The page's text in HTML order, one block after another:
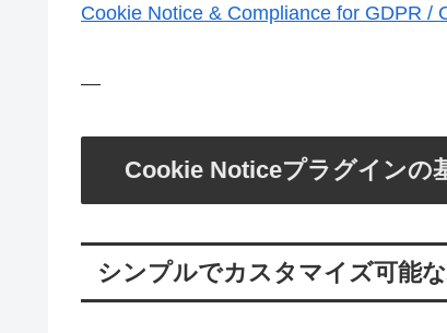
Cookie Notice & Compliance for GDPR /
—
Cookie Noticeプラグインの
シンプルでカスタマイズ可能